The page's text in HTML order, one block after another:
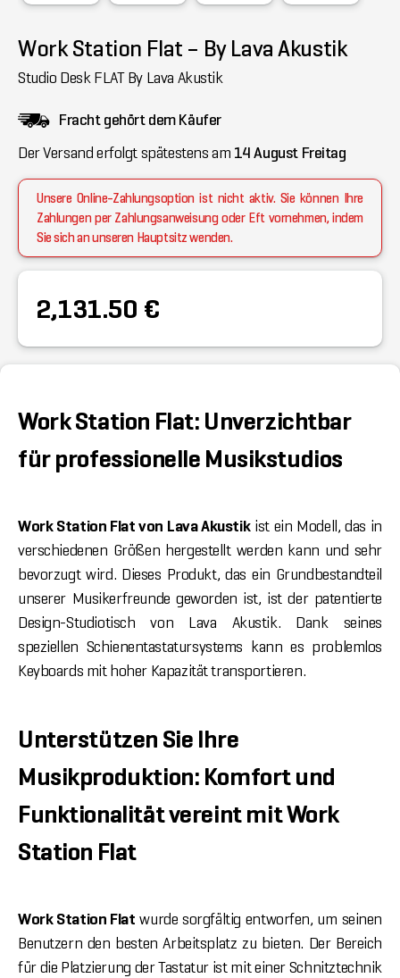
Work Station Flat – By Lava Akustik
Studio Desk FLAT By Lava Akustik
Fracht gehört dem Käufer
Der Versand erfolgt spätestens am 14 August Freitag
Unsere Online-Zahlungsoption ist nicht aktiv. Sie können Ihre
Zahlungen per Zahlungsanweisung oder Eft vornehmen, indem
Sie sich an unseren Hauptsitz wenden.
2,131.50 €
Work Station Flat: Unverzichtbar
für professionelle Musikstudios
Work Station Flat von Lava Akustikist ein Modell, das in
verschiedenen Größen hergestellt werden kann und sehr
bevorzugt wird. Dieses Produkt, das ein Grundbestandteil
unserer Musikerfreunde geworden ist, ist der patentierte
Design-Studiotisch von Lava Akustik. Dank seines
speziellen Schienentastatursystems kann es problemlos
Keyboards mit hoher Kapazität transportieren.
Unterstützen Sie Ihre
Musikproduktion: Komfort und
Funktionalität vereint mit Work
Station Flat
Work Station Flat wurde sorgfältig entworfen, um seinen
Benutzern den besten Arbeitsplatz zu bieten. Der Bereich
für die Platzierung der Tastatur ist mit einer Schnitztechnik